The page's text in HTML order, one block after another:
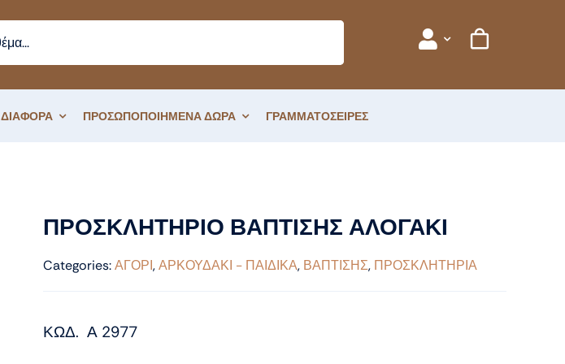
ΔΙΑΦΟΡΑ ΠΡΟΣΩΠΟΠΟΙΗΜΕΝΑ ΔΩΡΑ ΓΡΑΜΜΑΤΟΣΕΙΡΕΣ
ΠΡΟΣΚΛΗΤΗΡΙΟ ΒΑΠΤΙΣΗΣ ΑΛΟΓΑΚΙ
Categories:ΑΓΟΡΙ,ΑΡΚΟΥΔΑΚΙ - ΠΑΙΔΙΚΑ, ΒΑΠΤΙΣΗΣ, ΠΡΟΣΚΛΗΤΗΡΙΑ
ΚΩΔ. Α 2977